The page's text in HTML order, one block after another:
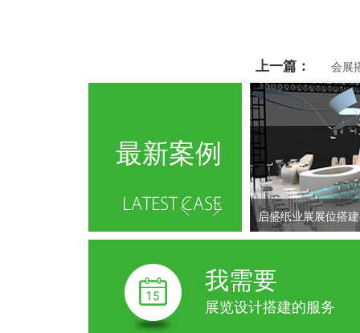
上一篇： 会展
最新案例
启盛纸业展展位搭建
我需要
展览设计搭建的服务